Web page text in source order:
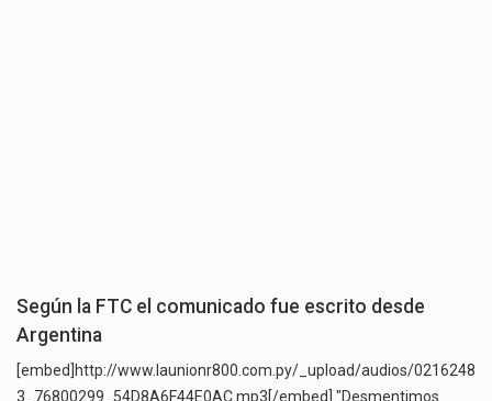
Según la FTC el comunicado fue escrito desde
Argentina
[embed]http://www.launionr800.com.py/_upload/audios/0216248
3_76800299_54D8A6F44E0AC.mp3[/embed] "Desmentimos